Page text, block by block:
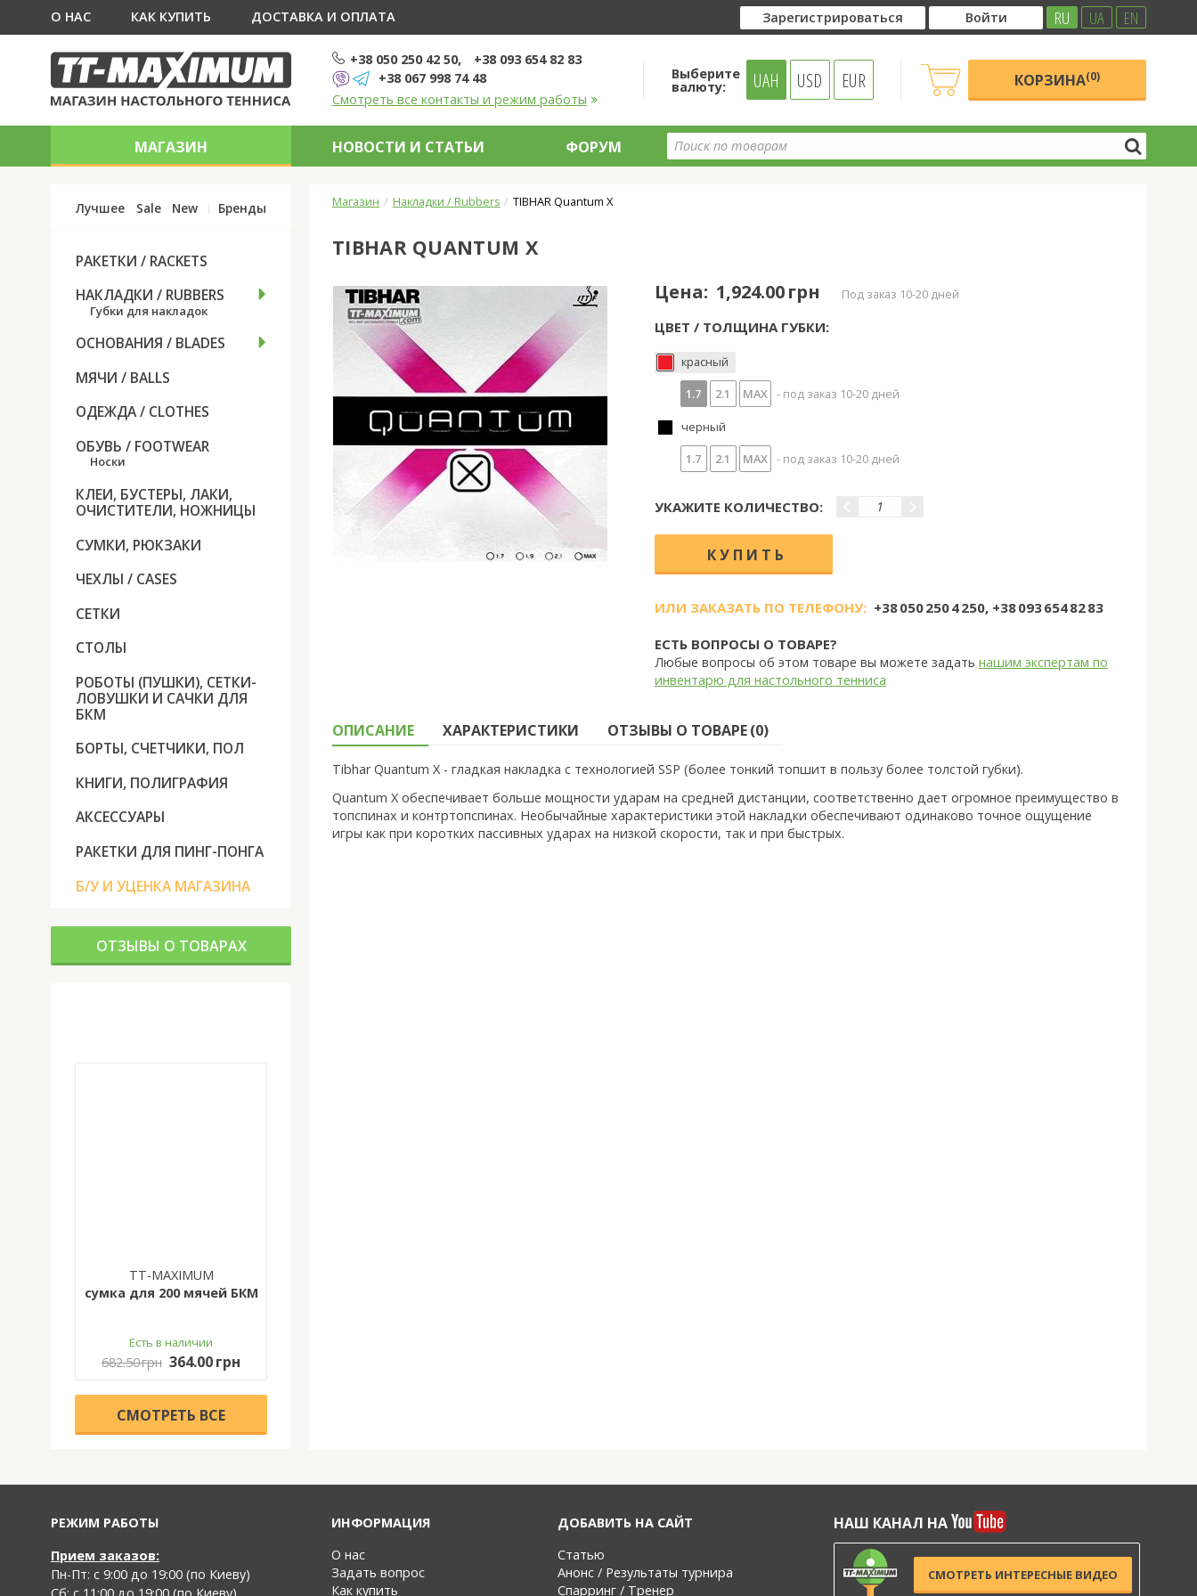
О НАС КАК КУПИТЬ ДОСТАВКА И ОПЛАТА Зарегистрироваться Войти RU UA EN
+38 050 250 42 50
+38 093 654 82 83
+38 067 998 74 48
Смотреть все контакты и режим работы
Выберите
валюту: UAH USD EUR КОРЗИНА(0)
МАГАЗИН НОВОСТИ И СТАТЬИ ФОРУМ
Лучшее Sale New Бренды
РАКЕТКИ / RACKETS
НАКЛАДКИ / RUBBERS
Губки для накладок
ОСНОВАНИЯ / BLADES
МЯЧИ / BALLS
ОДЕЖДА / CLOTHES
ОБУВЬ / FOOTWEAR
Носки
КЛЕИ, БУСТЕРЫ, ЛАКИ,
ОЧИСТИТЕЛИ, НОЖНИЦЫ
СУМКИ, РЮКЗАКИ
ЧЕХЛЫ / CASES
СЕТКИ
СТОЛЫ
РОБОТЫ (ПУШКИ), СЕТКИ-
ЛОВУШКИ И САЧКИ ДЛЯ
БКМ
БОРТЫ, СЧЕТЧИКИ, ПОЛ
КНИГИ, ПОЛИГРАФИЯ
АКСЕССУАРЫ
РАКЕТКИ ДЛЯ ПИНГ-ПОНГА
Б/У И УЦЕНКА МАГАЗИНА
ОТЗЫВЫ О ТОВАРАХ
TT-MAXIMUM
сумка для 200 мячей БКМ
Есть в наличии
682.50 грн 364.00 грн
CМОТРЕТЬ ВСЕ
Магазин Накладки / Rubbers TIBHAR Quantum X
TIBHAR QUANTUM X
Цена: 1,924.00 грн под заказ 10-20 дней
ЦВЕТ / ТОЛЩИНА ГУБКИ:
красный
1.7
2.1 MAX - под заказ 10-20 дней
черный
1.7
2.1 MAX - под заказ 10-20 дней
УКАЖИТЕ КОЛИЧЕСТВО:
ИЛИ ЗАКАЗАТЬ ПО ТЕЛЕФОНУ: +38 050 250 4 250, +38 093 654 82 83
ЕСТЬ ВОПРОСЫ О ТОВАРЕ?
Любые вопросы об этом товаре вы можете задать нашим экспертам по
инвентарю для настольного тенниса
ОПИСАНИЕ ХАРАКТЕРИСТИКИ ОТЗЫВЫ О ТОВАРЕ (0)
Tibhar Quantum X - гладкая накладка с технологией SSP (более тонкий топшит в пользу более толстой губки).
Quantum X обеспечивает больше мощности ударам на средней дистанции, соответственно дает огромное преимущество в
топспинах и контртопспинах. Необычайные характеристики этой накладки обеспечивают одинаково точное ощущение
игры как при коротких пассивных ударах на низкой скорости, так и при быстрых.
РЕЖИМ РАБОТЫ
Прием заказов:
Пн-Пт: с 9:00 до 19:00 (по Киеву)
ИНФОРМАЦИЯ
О нас
Задать вопрос
Как купить
ДОБАВИТЬ НА САЙТ
Статью
Анонс / Результаты турнира
Спарринг / Тренер
НАШ КАНАЛ НА
СМОТРЕТЬ ИНТЕРЕСНЫЕ ВИДЕО